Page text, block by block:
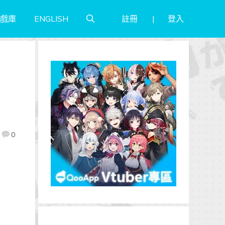
庫 ENGLISH 註冊 登入
0